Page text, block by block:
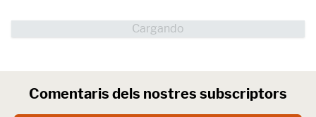
Comentaris dels nostres subscriptors